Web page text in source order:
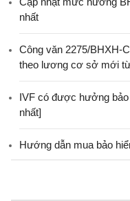
nhất
Công văn 2275/BHXH-
theo lương cơ sở mới
IVF có được hưởng
nhất]
Hướng dẫn mua bảo